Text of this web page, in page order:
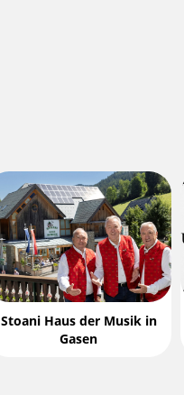
Stoani Haus der Musik in
Gasen